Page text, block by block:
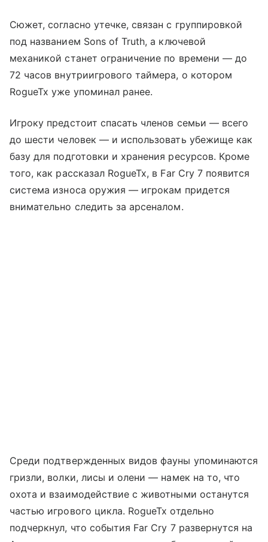
Сюжет, согласно утечке, связан с группировкой
под названием Sons of Truth, а ключевой
механикой станет ограничение по времени — до
72 часов внутриигрового таймера, о котором
RogueTx уже упоминал ранее.
Игроку предстоит спасать членов семьи — всего
до шести человек — и использовать убежище как
базу для подготовки и хранения ресурсов. Кроме
того, как рассказал RogueTx, в Far Cry 7 появится
система износа оружия — игрокам придется
внимательно следить за арсеналом.
Среди подтвержденных видов фауны упоминаются
гризли, волки, лисы и олени — намек на то, что
охота и взаимодействие с животными останутся
частью игрового цикла. RogueTx отдельно
подчеркнул, что события Far Cry 7 развернутся на